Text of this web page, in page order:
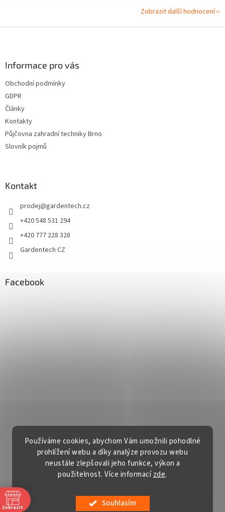
Používáme cookies, abychom Vám umožnili pohodlné
prohlížení webu a díky analýze provozu webu
neustále zlepšovali jeho funkce, výkon a
použitelnost. Více informacízde.
Souhlasím
Zobrazit další hodnocení
Informace pro vás
Obchodní podmínky
GDPR
Články
Kontakty
Půjčovna zahradní techniky Brno
Slovník pojmů
Kontakt
prodej@gardentech.cz
+420 548 531 294
+420 777 228 328
Gardentech CZ
Facebook
Vytvořil Shoptet
Copyright 2026 Gardentech s.r.o.. Všechna práva vyhrazena.
Zobrazit